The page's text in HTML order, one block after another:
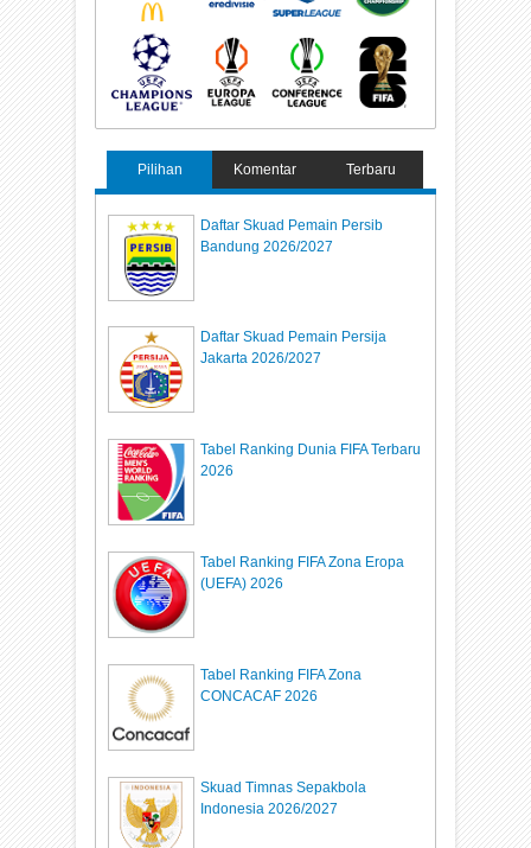
Pilihan Komentar Terbaru
Daftar Skuad Pemain Persib
Bandung 2026/2027
Daftar Skuad Pemain Persija
Jakarta 2026/2027
Tabel Ranking Dunia FIFA Terbaru
2026
Tabel Ranking FIFA Zona Eropa
(UEFA) 2026
Tabel Ranking FIFA Zona
CONCACAF 2026
Skuad Timnas Sepakbola
Indonesia 2026/2027